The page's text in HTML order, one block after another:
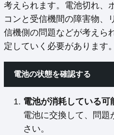
考えられます。電池切れ、
コンと受信機間の障害物、
信機側の問題などが考えら
定していく必要があります。
電池の状態を確認する
電池が消耗している可
電池に交換して、問
さい。